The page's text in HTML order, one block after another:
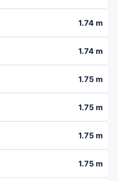
1.74 m
1.74 m
1.75 m
1.75 m
1.75 m
1.75 m